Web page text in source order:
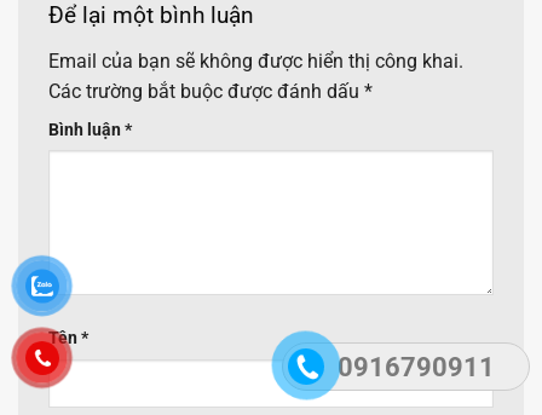
0916790911
Để lại một bình luận
Email của bạn sẽ không được hiển thị công khai.
Các trường bắt buộc được đánh dấu *
Bình luận *
Tên *